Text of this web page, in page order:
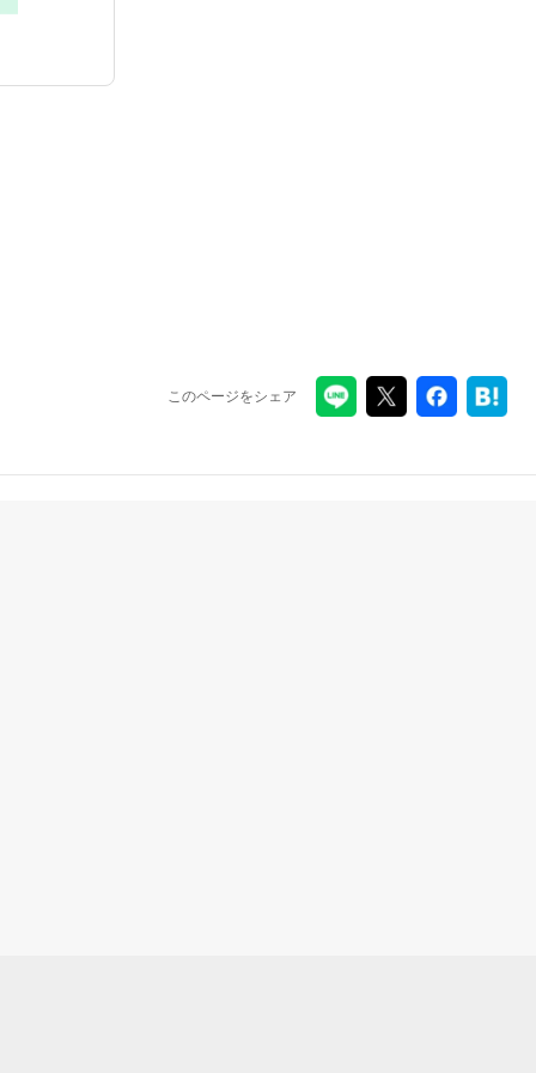
このページをシェア